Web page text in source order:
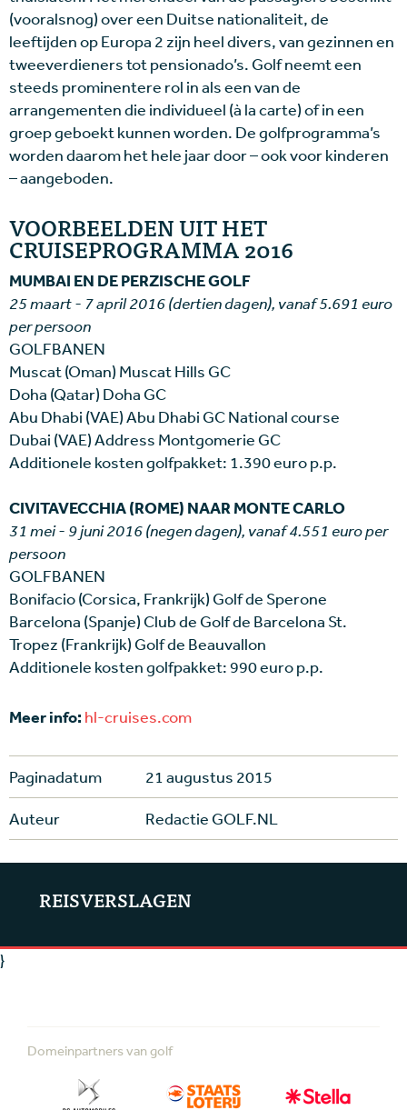
(vooralsnog) over een Duitse nationaliteit, de
leeftijden op Europa 2 zijn heel divers, van gezinnen en
tweeverdieners tot pensionado’s. Golf neemt een
steeds prominentere rol in als een van de
arrangementen die individueel (à la carte) of in een
groep geboekt kunnen worden. De golfprogramma’s
worden daarom het hele jaar door – ook voor kinderen
– aangeboden.
VOORBEELDEN UIT HET
CRUISEPROGRAMMA 2016
MUMBAI EN DE PERZISCHE GOLF
25 maart - 7 april 2016 (dertien dagen), vanaf 5.691 euro
per persoon
GOLFBANEN
Muscat (Oman) Muscat Hills GC
Doha (Qatar) Doha GC
Abu Dhabi (VAE) Abu Dhabi GC National course
Dubai (VAE) Address Montgomerie GC
Additionele kosten golfpakket: 1.390 euro p.p.
CIVITAVECCHIA (ROME) NAAR MONTE CARLO
31 mei - 9 juni 2016 (negen dagen), vanaf 4.551 euro per
persoon
GOLFBANEN
Bonifacio (Corsica, Frankrijk) Golf de Sperone
Barcelona (Spanje) Club de Golf de Barcelona St.
Tropez (Frankrijk) Golf de Beauvallon
Additionele kosten golfpakket: 990 euro p.p.
Meer info: hl-cruises.com
Paginadatum 21 augustus 2015
Auteur Redactie GOLF.NL
REISVERSLAGEN
}
Domeinpartners van golf